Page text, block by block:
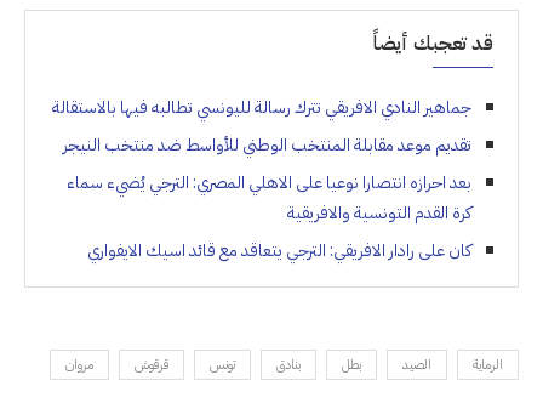
قد تعجبك أيضاً
جماهير النادي الافريقي تترك رسالة لليونسي تطالبه فيها بالاستقالة
تقديم موعد مقابلة المنتخب الوطني للأواسط ضد منتخب النيجر
بعد احرازه انتصارا نوعيا على الاهلي المصري: الترجي يُضيء سماء
كرة القدم التونسية والافريقية
كان على رادار الافريقي: الترجي يتعاقد مع قائد اسيك الايفواري
الرماية الصيد بطل بنادق تونس قرقوش مروان